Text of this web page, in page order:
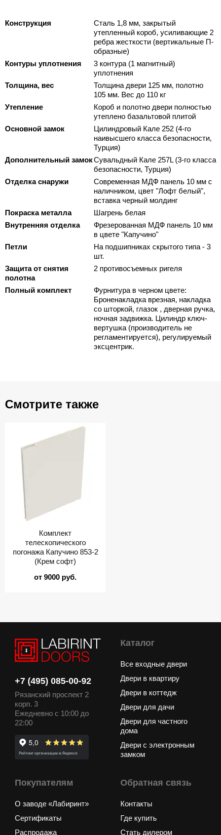
Конструкция
Сталь 1,8 мм, закрытый
утепленный короб, усиливающие 2
ребра жесткости (вертикальные П-
образные)
Контуры уплотнения
3 контура (1 магнитный)
уплотнения
Толщина, вес
Толщина двери 125 мм, полотно
105 мм. Вес до 110 кг
Утепление
Короб и полотно двери полностью
утеплено базальтовой плитой
Основной замок
Цилиндровый Кале 252 (4-го
наивысшего класса безопасности,
Турция)
Дополнительный замокСувальдный Кале 257L (3-го класса
безопасности, Турция)
Отделка снаружи
Современная МДФ панель 10 мм с
наличником, цвет "Лофт белый",
вставка черный молдинг
Покраска металла
Шагрень белая
Внутренняя отделка
Фрезерованная МДФ панель 10 мм
в цвете "Капучино"
Петли
На подшипниках скрытого типа - 3
шт.
Защита от снятия
полотна
2 противосъемных ригеля
Полный комплект
Фурнитура в черном цвете:
Броненакладка врезная, накладка
со шторкой, глазок , дверная ручка,
ночная задвижка. Цилиндр ключ-
вертушка (производитель не
регламентируется), регулируемый
эксцентрик.
Смотрите также
Комплект
телескопического
погонажа Капучино 853-2
(Крем софт)
от 9000 руб.
+7 (495) 085-00-92
Рязанский проспект 2
корп. 3
Ежедневно с 10:00 до
22:00
Каталог
Все входные двери
Двери в квартиру
Двери в коттедж
Двери для дачи
Двери для частного
дома
Двери с электронным
замком
Покупателям
О заводе «Лабиринт»
Сертификаты
Распродажа
Обратная связь
Контакты
Где купить
Стать дилером